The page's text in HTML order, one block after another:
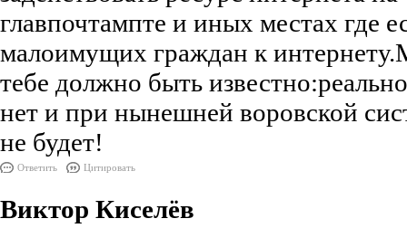
главпочтампте и иных местах где
малоимущих граждан к
тебе должно быть
нет и при нынешней воровской
не будет!
Ответить Цитировать
Виктор Киселёв